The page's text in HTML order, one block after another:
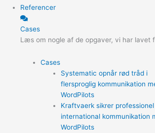
Referencer
Cases
Læs om nogle af de opgaver, vi har lavet
Cases
Systematic opnår rød tråd i
flersproglig kommunikation
WordPilots
Kraftvaerk sikrer professionel
international kommunikation
WordPilots